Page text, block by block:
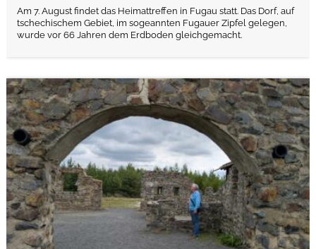
Am 7. August findet das Heimattreffen in Fugau statt. Das Dorf, auf
tschechischem Gebiet, im sogeannten Fugauer Zipfel gelegen,
wurde vor 66 Jahren dem Erdboden gleichgemacht.
weiterlesen